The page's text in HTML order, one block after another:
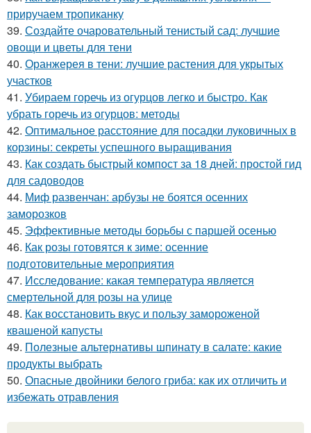
приручаем тропиканку
39. Создайте очаровательный тенистый сад: лучшие
овощи и цветы для тени
40. Оранжерея в тени: лучшие растения для укрытых
участков
41. Убираем горечь из огурцов легко и быстро. Как
убрать горечь из огурцов: методы
42. Оптимальное расстояние для посадки луковичных в
корзины: секреты успешного выращивания
43. Как создать быстрый компост за 18 дней: простой гид
для садоводов
44. Миф развенчан: арбузы не боятся осенних
заморозков
45. Эффективные методы борьбы с паршей осенью
46. Как розы готовятся к зиме: осенние
подготовительные мероприятия
47. Исследование: какая температура является
смертельной для розы на улице
48. Как восстановить вкус и пользу замороженой
квашеной капусты
49. Полезные альтернативы шпинату в салате: какие
продукты выбрать
50. Опасные двойники белого гриба: как их отличить и
избежать отравления